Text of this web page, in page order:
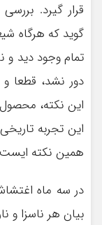
قرار گیرد.
گوید که هرگاه
تمام وجود دید و
دور نشد، قطعا
این نکته،
این تجربه
همین نکته
در سه ماه
بیان هر ناسزا و